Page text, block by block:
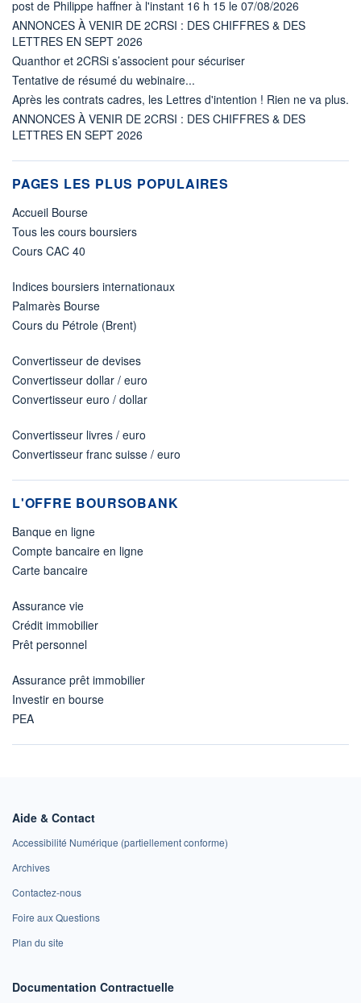
post de Philippe haffner à l'instant 16 h 15 le 07/08/2026
ANNONCES À VENIR DE 2CRSI : DES CHIFFRES & DES
LETTRES EN SEPT 2026
Quanthor et 2CRSi s’associent pour sécuriser
Tentative de résumé du webinaire...
Après les contrats cadres, les Lettres d'intention ! Rien ne va plus.
ANNONCES À VENIR DE 2CRSI : DES CHIFFRES & DES
LETTRES EN SEPT 2026
PAGES LES PLUS POPULAIRES
Accueil Bourse
Tous les cours boursiers
Cours CAC 40
Indices boursiers internationaux
Palmarès Bourse
Cours du Pétrole (Brent)
Convertisseur de devises
Convertisseur dollar / euro
Convertisseur euro / dollar
Convertisseur livres / euro
Convertisseur franc suisse / euro
L'OFFRE BOURSOBANK
Banque en ligne
Compte bancaire en ligne
Carte bancaire
Assurance vie
Crédit immobilier
Prêt personnel
Assurance prêt immobilier
Investir en bourse
PEA
Aide & Contact
Accessibilité Numérique (partiellement conforme)
Archives
Contactez-nous
Foire aux Questions
Plan du site
Documentation Contractuelle